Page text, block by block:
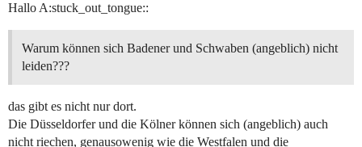
Hallo A:stuck_out_tongue::
Warum können sich Badener und Schwaben (angeblich) nicht
leiden???
das gibt es nicht nur dort.
Die Düsseldorfer und die Kölner können sich (angeblich) auch
nicht riechen, genausowenig wie die Westfalen und die